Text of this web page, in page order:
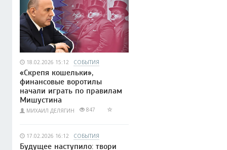
18.02.2026 15:12 СОБЫТИЯ
«Скрепя кошельки»,
финансовые воротилы
начали играть по правилам
Мишустина
МИХАИЛ ДЕЛЯГИН 847
17.02.2026 16:12 СОБЫТИЯ
Будущее наступило: твори